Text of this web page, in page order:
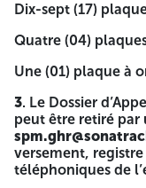
déclarées conformes
d’Offres. 7. Les
offre pour une durée
calendaires à partir
technique. A -=-=-=-
SONATRACH
Activité Transport
Division Exploitation
Dix-sept (17)
Quatre (04)
Une (01) plaque à
3. Le Dossier
peut être retiré par
versement,
téléphoniques de